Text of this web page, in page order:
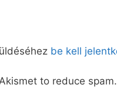
be kell
to reduce spam.